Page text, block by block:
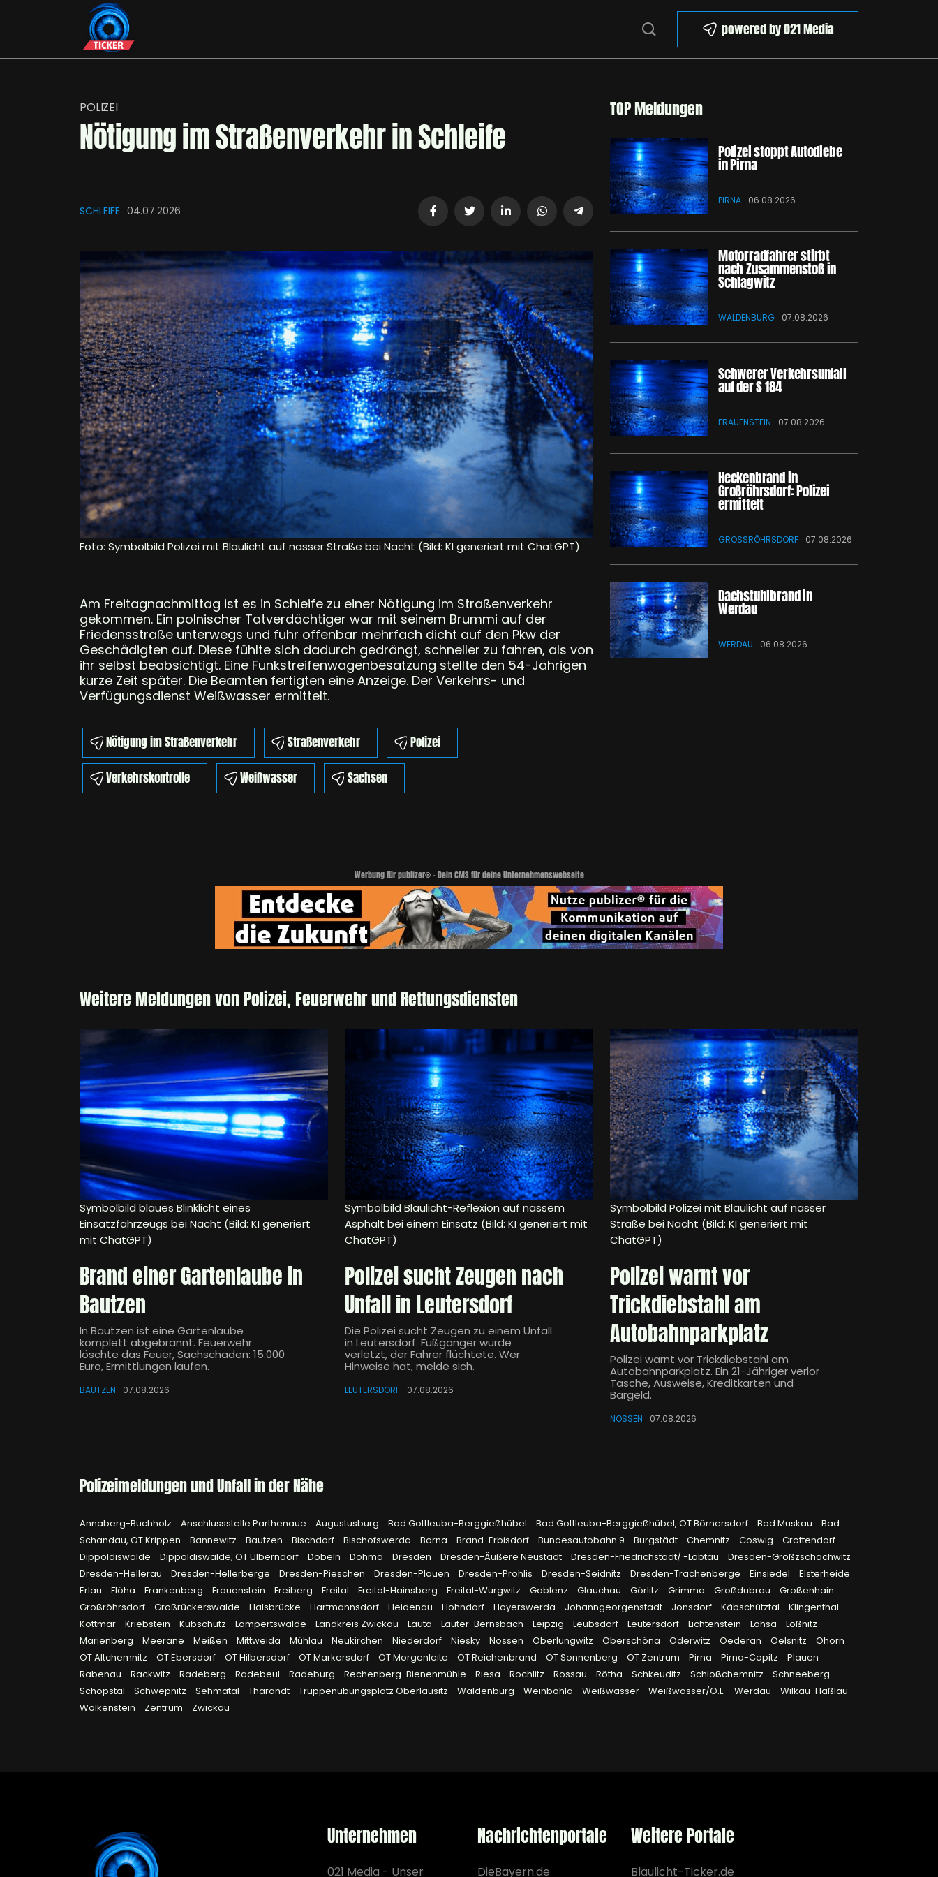
powered by 021 Media
POLIZEI
Nötigung im Straßenverkehr in Schleife
SCHLEIFE 04.07.2026
Foto: Symbolbild Polizei mit Blaulicht auf nasser Straße bei Nacht (Bild: KI generiert mit ChatGPT)
Am Freitagnachmittag ist es in Schleife zu einer Nötigung im Straßenverkehr
gekommen. Ein polnischer Tatverdächtiger war mit seinem Brummi auf der
Friedensstraße unterwegs und fuhr offenbar mehrfach dicht auf den Pkw der
Geschädigten auf. Diese fühlte sich dadurch gedrängt, schneller zu fahren, als von
ihr selbst beabsichtigt. Eine Funkstreifenwagenbesatzung stellte den 54-Jährigen
kurze Zeit später. Die Beamten fertigten eine Anzeige. Der Verkehrs- und
Verfügungsdienst Weißwasser ermittelt.
Nötigung im Straßenverkehr Straßenverkehr
Polizei
Verkehrskontrolle
Weißwasser Sachsen
TOP Meldungen
Polizei stoppt Autodiebe
in Pirna
PIRNA 06.08.2026
Motorradfahrer stirbt
nach Zusammenstoß in
Schlagwitz
WALDENBURG 07.08.2026
Schwerer Verkehrsunfall
auf der S 184
FRAUENSTEIN 07.08.2026
Heckenbrand in
Großröhrsdorf: Polizei
ermittelt
GROSSRÖHRSDORF 07.08.2026
Dachstuhlbrand in
Werdau
WERDAU 06.08.2026
Werbung für publizer® - Dein CMS für deine Unternehmenswebseite
Weitere Meldungen von Polizei, Feuerwehr und Rettungsdiensten
Symbolbild blaues Blinklicht eines
Einsatzfahrzeugs bei Nacht (Bild: KI generiert
mit ChatGPT)
Brand einer Gartenlaube in
Bautzen
In Bautzen ist eine Gartenlaube
komplett abgebrannt. Feuerwehr
löschte das Feuer, Sachschaden: 15.000
Euro, Ermittlungen laufen.
BAUTZEN 07.08.2026
Symbolbild Blaulicht-Reflexion auf nassem
Asphalt bei einem Einsatz (Bild: KI generiert mit
ChatGPT)
Polizei sucht Zeugen nach
Unfall in Leutersdorf
Die Polizei sucht Zeugen zu einem Unfall
in Leutersdorf. Fußgänger wurde
verletzt, der Fahrer flüchtete. Wer
Hinweise hat, melde sich.
LEUTERSDORF 07.08.2026
Symbolbild Polizei mit Blaulicht auf nasser
Straße bei Nacht (Bild: KI generiert mit
ChatGPT)
Polizei warnt vor
Trickdiebstahl am
Autobahnparkplatz
Polizei warnt vor Trickdiebstahl am
Autobahnparkplatz. Ein 21-Jähriger verlor
Tasche, Ausweise, Kreditkarten und
Bargeld.
NOSSEN 07.08.2026
Polizeimeldungen und Unfall in der Nähe
Annaberg-Buchholz Anschlussstelle Parthenaue Augustusburg Bad Gottleuba-Berggießhübel Bad Gottleuba-Berggießhübel, OT Börnersdorf Bad Muskau
Bad
Schandau, OT Krippen
Bannewitz Bautzen Bischdorf Bischofswerda Borna Brand-Erbisdorf Bundesautobahn 9 Burgstädt Chemnitz Coswig
Crottendorf
Dippoldiswalde
Dippoldiswalde, OT Ulberndorf Döbeln Dohma Dresden Dresden-Äußere Neustadt Dresden-Friedrichstadt/ -Löbtau
Dresden-Großzschachwitz
Dresden-Hellerau
Dresden-Hellerberge Dresden-Pieschen Dresden-Plauen Dresden-Prohlis Dresden-Seidnitz Dresden-Trachenberge Einsiedel
Elsterheide
Erlau
Flöha Frankenberg Frauenstein Freiberg Freital Freital-Hainsberg Freital-Wurgwitz Gablenz Glauchau Görlitz Grimma Großdubrau
Großenhain
Großröhrsdorf
Großrückerswalde Halsbrücke Hartmannsdorf Heidenau Hohndorf Hoyerswerda Johanngeorgenstadt Jonsdorf Käbschütztal
Klingenthal
Kottmar
Kriebstein Kubschütz Lampertswalde Landkreis Zwickau Lauta Lauter-Bernsbach Leipzig Leubsdorf Leutersdorf Lichtenstein Lohsa
Lößnitz
Marienberg
Meerane Meißen Mittweida Mühlau Neukirchen Niederdorf Niesky Nossen Oberlungwitz Oberschöna Oderwitz Oederan Oelsnitz
Ohorn
OT Altchemnitz
OT Ebersdorf OT Hilbersdorf OT Markersdorf OT Morgenleite OT Reichenbrand OT Sonnenberg OT Zentrum Pirna Pirna-Copitz
Plauen
Rabenau
Rackwitz Radeberg Radebeul Radeburg Rechenberg-Bienenmühle Riesa Rochlitz Rossau Rötha Schkeuditz Schloßchemnitz
Schneeberg
Schöpstal
Schwepnitz Sehmatal Tharandt Truppenübungsplatz Oberlausitz Waldenburg Weinböhla Weißwasser Weißwasser/O.L. Werdau
Wilkau-Haßlau
Wolkenstein
Zentrum Zwickau
Unternehmen
021 Media - Unser
Nachrichtenportale
DieBayern.de
Weitere Portale
Blaulicht-Ticker.de